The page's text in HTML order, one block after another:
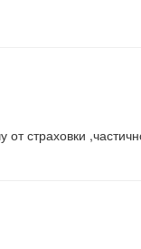
страховки